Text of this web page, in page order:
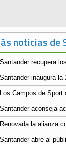
noticias de
Santander recupera
Santander inaugura
Los Campos de
Santander aconseja
Renovada la alianza
Santander abre al